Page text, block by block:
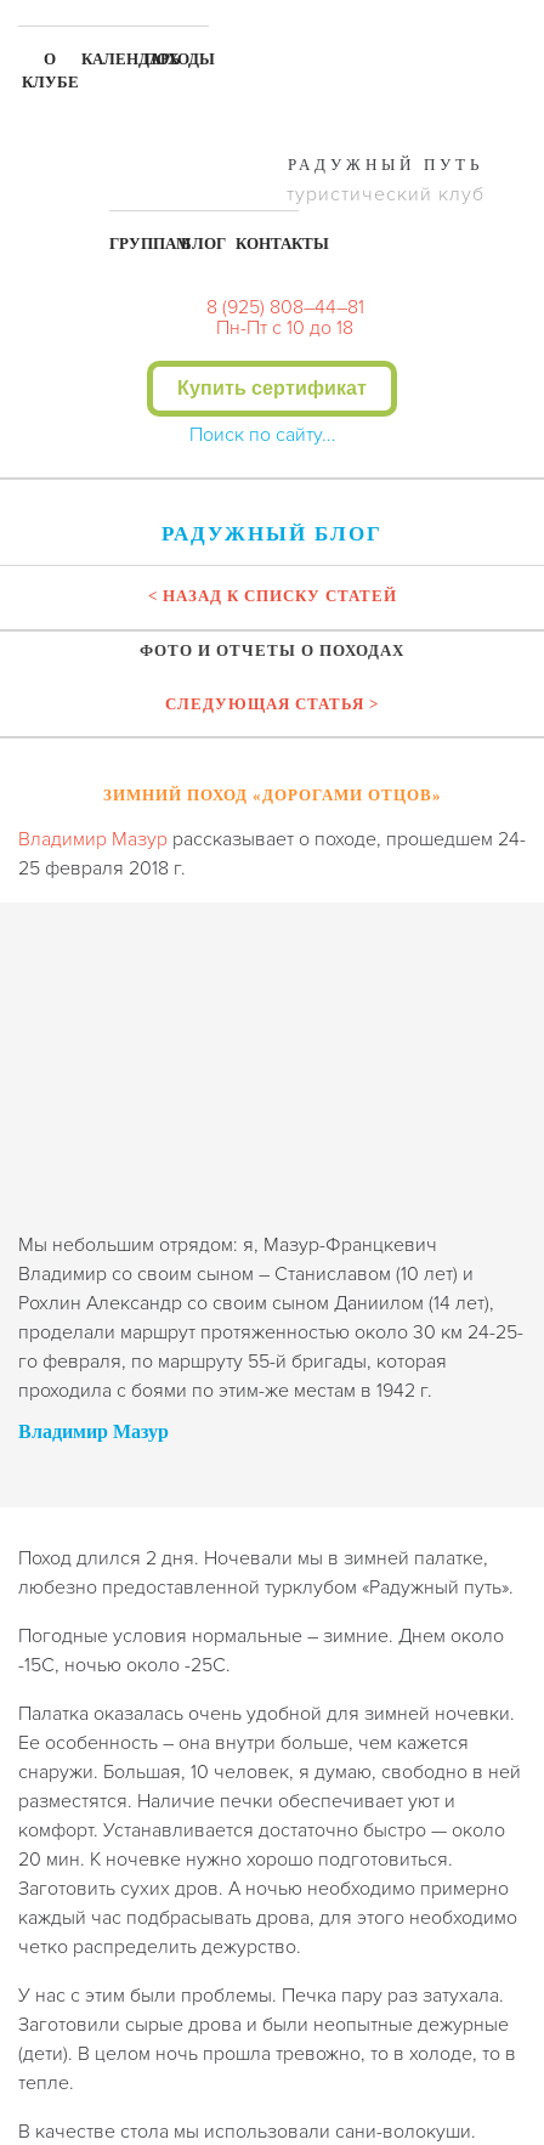
О
КЛУБЕ
КАЛЕНДАРЬПОХОДЫ
РАДУЖНЫЙ ПУТЬ
туристический клуб
ГРУППАМБЛОГ КОНТАКТЫ
8 (925) 808–44–81
Пн-Пт с 10 до 18
Купить сертификат
РАДУЖНЫЙ БЛОГ
< НАЗАД К СПИСКУ СТАТЕЙ
ФОТО И ОТЧЕТЫ О ПОХОДАХ
СЛЕДУЮЩАЯ СТАТЬЯ >
ЗИМНИЙ ПОХОД «ДОРОГАМИ ОТЦОВ»
Владимир Мазур рассказывает о походе, прошедшем 24-
25 февраля 2018 г.
Мы небольшим отрядом: я, Мазур-Францкевич
Владимир со своим сыном – Станиславом (10 лет) и
Рохлин Александр со своим сыном Даниилом (14 лет),
проделали маршрут протяженностью около 30 км 24-25-
го февраля, по маршруту 55-й бригады, которая
проходила с боями по этим-же местам в 1942 г.
Владимир Мазур
Поход длился 2 дня. Ночевали мы в зимней палатке,
любезно предоставленной турклубом «Радужный путь».
Погодные условия нормальные – зимние. Днем около
-15С, ночью около -25С.
Палатка оказалась очень удобной для зимней ночевки.
Ее особенность – она внутри больше, чем кажется
снаружи. Большая, 10 человек, я думаю, свободно в ней
разместятся. Наличие печки обеспечивает уют и
комфорт. Устанавливается достаточно быстро — около
20 мин. К ночевке нужно хорошо подготовиться.
Заготовить сухих дров. А ночью необходимо примерно
каждый час подбрасывать дрова, для этого необходимо
четко распределить дежурство.
У нас с этим были проблемы. Печка пару раз затухала.
Заготовили сырые дрова и были неопытные дежурные
(дети). В целом ночь прошла тревожно, то в холоде, то в
тепле.
В качестве стола мы использовали сани-волокуши.